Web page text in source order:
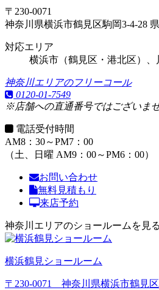
〒230-0071
神奈川県横浜市鶴見区駒岡3-4-28
対応エリア
横浜市（鶴見区・港北区）、
神奈川エリアのフリーコール
0120-01-7549
※店舗への直通番号ではございま
電話受付時間
AM8：30～PM7：00
（土、日曜 AM9：00～PM6：00）
お問い合わせ
無料見積もり
来店予約
神奈川エリアのショールームを見る
横浜鶴見ショールーム
〒230-0071 神奈川県横浜市鶴見